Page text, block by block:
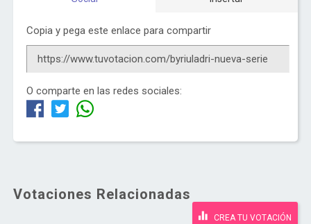
Copia y pega este enlace para compartir
O comparte en las redes sociales:
Votaciones Relacionadas
CREA TU VOTACIÓN